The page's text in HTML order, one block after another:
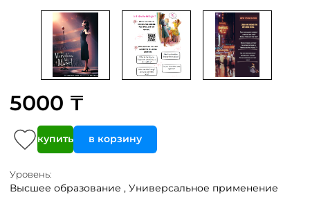
5000 ₸
купить в корзину
Уровень:
Высшее образование , Универсальное применение